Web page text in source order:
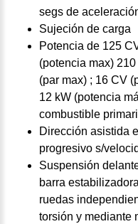
segs de
Sujeción de carga
Potencia de 125
(potencia max)
(par max) ; 16 CV
12 kW (potencia
combustible
Dirección asistida
progresivo s/
Suspensión
barra
ruedas
torsión y mediante